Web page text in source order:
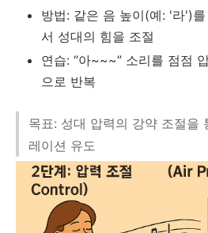
방법: 같은 음 높이(예: '라')
서 성대의 힘을 조절
연습: “아~~~” 소리를 점점
으로 반복
목표: 성대 압력의 강약 조절을
레이션 유도